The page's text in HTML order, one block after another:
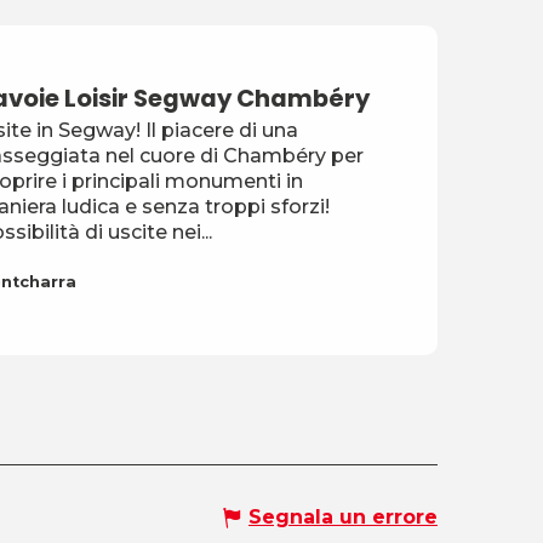
Loisir Segway Chambéry
in Segway! Il piacere di una
nel cuore di Chambéry per
i principali monumenti in
ludica e senza troppi sforzi!
di uscite nei...
Segnala un errore